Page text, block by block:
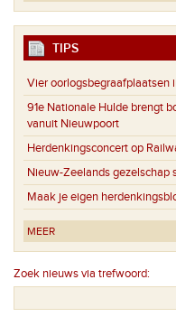
TIPS
Vier oorlogsbegraafplaatsen
91e Nationale Hulde brengt
vanuit Nieuwpoort
Herdenkingsconcert op
Nieuw-Zeelands gezelschap
Maak je eigen
MEER
Zoek nieuws via trefwoord: